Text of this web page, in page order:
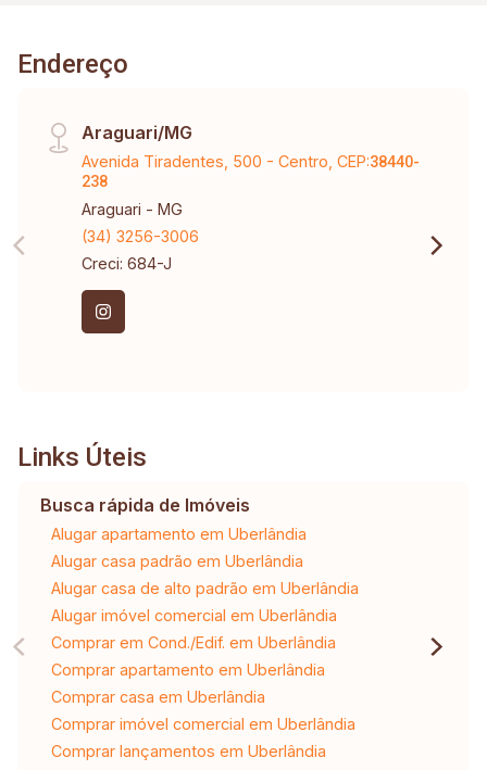
Endereço
Araguari/MG
Avenida Tiradentes, 500 - Centro, CEP:38440-
238
Araguari - MG
(34) 3256-3006
Creci: 684-J
Links Úteis
Busca rápida de Imóveis
Alugar apartamento em Uberlândia
Alugar casa padrão em Uberlândia
Alugar casa de alto padrão em Uberlândia
Alugar imóvel comercial em Uberlândia
Comprar em Cond./Edif. em Uberlândia
Comprar apartamento em Uberlândia
Comprar casa em Uberlândia
Comprar imóvel comercial em Uberlândia
Comprar lançamentos em Uberlândia